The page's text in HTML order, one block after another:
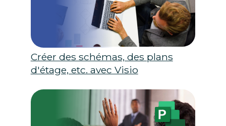
Créer des schémas, des plans
d'étage, etc. avec Visio